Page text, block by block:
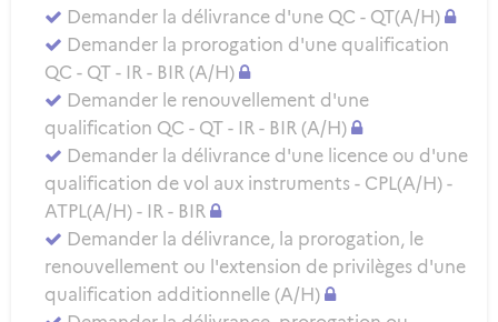
Demander la délivrance d'une QC - QT(A/H)
Demander la prorogation d'une qualification
QC - QT - IR - BIR (A/H)
Demander le renouvellement d'une
qualification QC - QT - IR - BIR (A/H)
Demander la délivrance d'une licence ou d'une
qualification de vol aux instruments - CPL(A/H) -
ATPL(A/H) - IR - BIR
Demander la délivrance, la prorogation, le
renouvellement ou l'extension de privilèges d'une
qualification additionnelle (A/H)